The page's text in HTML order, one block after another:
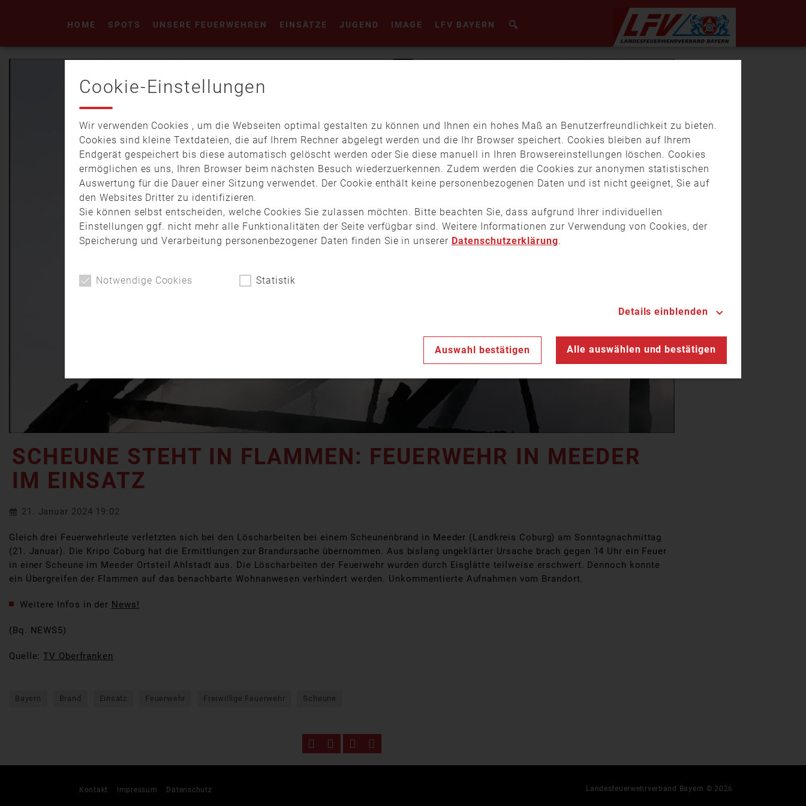
HOME SPOTS UNSERE FEUERWEHREN EINSÄTZE JUGEND IMAGE LFV BAYERN
abspielen
SCHEUNE STEHT IN FLAMMEN: FEUERWEHR IN MEEDER
IM EINSATZ
21. Januar 2024 19:02
Gleich drei Feuerwehrleute verletzten sich bei den Löscharbeiten bei einem Scheunenbrand in Meeder (Landkreis Coburg) am Sonntagnachmittag
(21. Januar). Die Kripo Coburg hat die Ermittlungen zur Brandursache übernommen. Aus bislang ungeklärter Ursache brach gegen 14 Uhr ein Feuer
in einer Scheune im Meeder Ortsteil Ahlstadt aus. Die Löscharbeiten der Feuerwehr wurden durch Eisglätte teilweise erschwert. Dennoch konnte
ein Übergreifen der Flammen auf das benachbarte Wohnanwesen verhindert werden. Unkommentierte Aufnahmen vom Brandort.
Weitere Infos in der News!
(Bq. NEWS5)
Quelle:TV Oberfranken
Bayern Brand Einsatz Feuerwehr Freiwillige Feuerwehr Scheune
Kontakt Impressum Datenschutz Landesfeuerwehrverband Bayern © 2026
Cookie-Einstellungen
Wir verwenden Cookies , um die Webseiten optimal gestalten zu können und Ihnen ein hohes Maß an Benutzerfreundlichkeit zu bieten.
Cookies sind kleine Textdateien, die auf Ihrem Rechner abgelegt werden und die Ihr Browser speichert. Cookies bleiben auf Ihrem
Endgerät gespeichert bis diese automatisch gelöscht werden oder Sie diese manuell in Ihren Browsereinstellungen löschen. Cookies
ermöglichen es uns, Ihren Browser beim nächsten Besuch wiederzuerkennen. Zudem werden die Cookies zur anonymen statistischen
Auswertung für die Dauer einer Sitzung verwendet. Der Cookie enthält keine personenbezogenen Daten und ist nicht geeignet, Sie auf
den Websites Dritter zu identifizieren.
Sie können selbst entscheiden, welche Cookies Sie zulassen möchten. Bitte beachten Sie, dass aufgrund Ihrer individuellen
Einstellungen ggf. nicht mehr alle Funktionalitäten der Seite verfügbar sind. Weitere Informationen zur Verwendung von Cookies, der
Speicherung und Verarbeitung personenbezogener Daten finden Sie in unserer Datenschutzerklärung.
Notwendige Cookies Statistik
Details einblenden
Auswahl bestätigen Alle auswählen und bestätigen